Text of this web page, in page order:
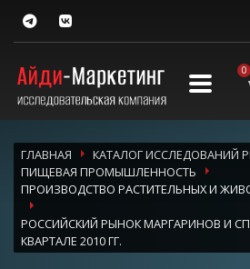
ГЛАВНАЯ
КАТАЛОГ ИССЛЕДОВАНИЙ
ПИЩЕВАЯ ПРОМЫШЛЕННОСТЬ
ПРОИЗВОДСТВО РАСТИТЕЛЬНЫХ И
РОССИЙСКИЙ РЫНОК МАРГАРИНОВ И
КВАРТАЛЕ 2010 ГГ.